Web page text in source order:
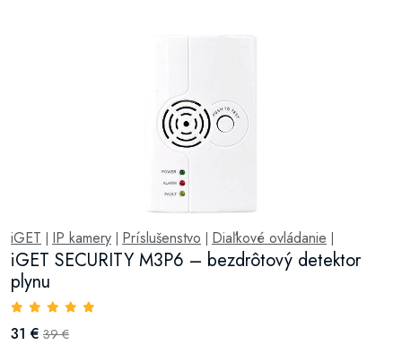
iGET IP kamery Príslušenstvo Diaľkové ovládanie
iGET SECURITY M3P6 – bezdrôtový detektor
plynu
31 € 39 €